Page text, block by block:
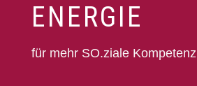
ENERGIE
für mehr SO.ziale Kompetenz